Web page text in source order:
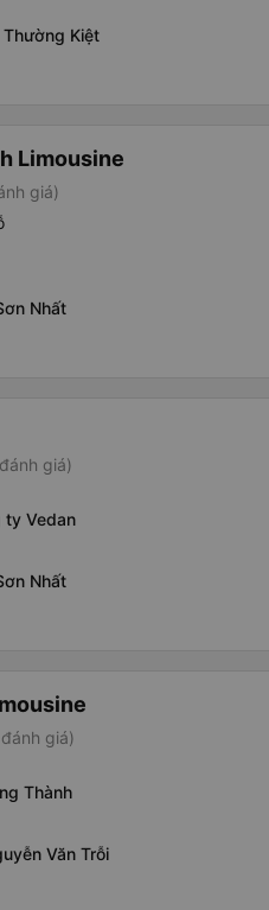
Kiệt
Limousine
giá)
Nhất
giá)
ty Vedan
Nhất
giá)
Thành
Văn Trỗi